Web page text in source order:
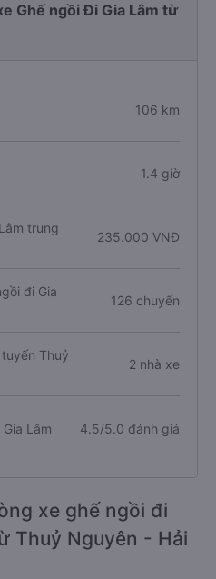
Ghế ngồi Đi Gia Lâm từ
106 km
1.4 giờ
trung
235.000 VNĐ
đi Gia
126 chuyến
Thuỷ
2 nhà xe
Lâm 4.5/5.0 đánh giá
xe ghế ngồi đi
Thuỷ Nguyên - Hải